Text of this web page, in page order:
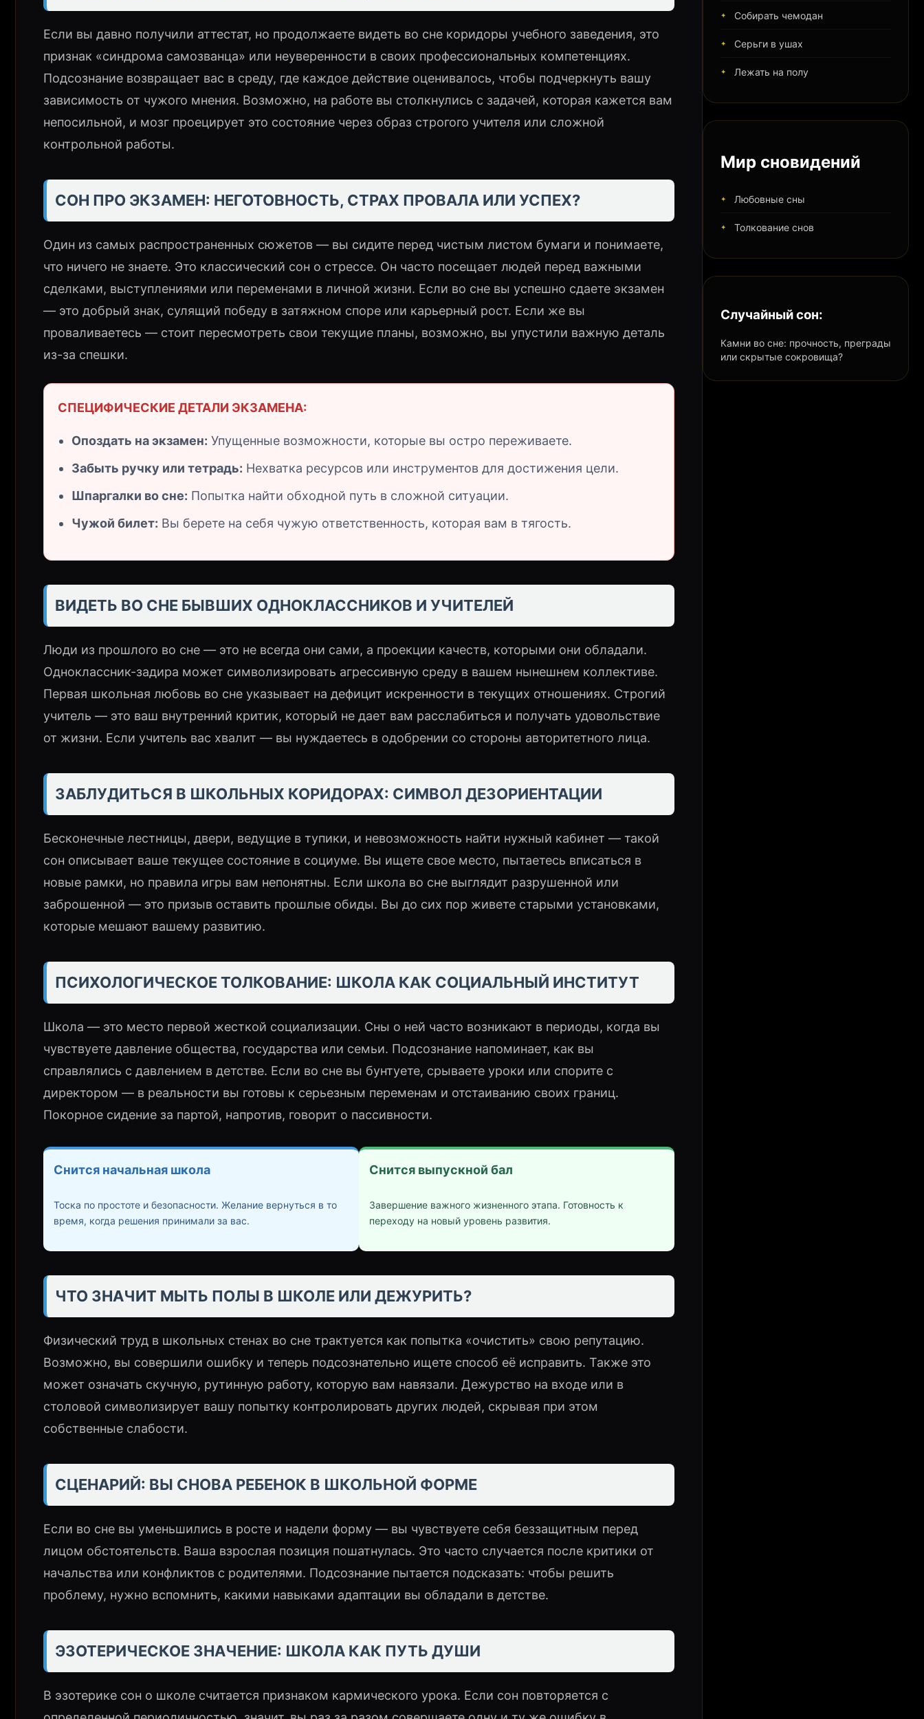
Если вы давно получили аттестат, но продолжаете видеть во сне коридоры учебного заведения, это
признак «синдрома самозванца» или неуверенности в своих профессиональных компетенциях.
Подсознание возвращает вас в среду, где каждое действие оценивалось, чтобы подчеркнуть вашу
зависимость от чужого мнения. Возможно, на работе вы столкнулись с задачей, которая кажется вам
непосильной, и мозг проецирует это состояние через образ строгого учителя или сложной
контрольной работы.
СОН ПРО ЭКЗАМЕН: НЕГОТОВНОСТЬ, СТРАХ ПРОВАЛА ИЛИ УСПЕХ?
Один из самых распространенных сюжетов — вы сидите перед чистым листом бумаги и понимаете,
что ничего не знаете. Это классический сон о стрессе. Он часто посещает людей перед важными
сделками, выступлениями или переменами в личной жизни. Если во сне вы успешно сдаете экзамен
— это добрый знак, сулящий победу в затяжном споре или карьерный рост. Если же вы
проваливаетесь — стоит пересмотреть свои текущие планы, возможно, вы упустили важную деталь
из-за спешки.
СПЕЦИФИЧЕСКИЕ ДЕТАЛИ ЭКЗАМЕНА:
Опоздать на экзамен: Упущенные возможности, которые вы остро переживаете.
Забыть ручку или тетрадь: Нехватка ресурсов или инструментов для достижения цели.
Шпаргалки во сне: Попытка найти обходной путь в сложной ситуации.
Чужой билет: Вы берете на себя чужую ответственность, которая вам в тягость.
ВИДЕТЬ ВО СНЕ БЫВШИХ ОДНОКЛАССНИКОВ И УЧИТЕЛЕЙ
Люди из прошлого во сне — это не всегда они сами, а проекции качеств, которыми они обладали.
Одноклассник-задира может символизировать агрессивную среду в вашем нынешнем коллективе.
Первая школьная любовь во сне указывает на дефицит искренности в текущих отношениях. Строгий
учитель — это ваш внутренний критик, который не дает вам расслабиться и получать удовольствие
от жизни. Если учитель вас хвалит — вы нуждаетесь в одобрении со стороны авторитетного лица.
ЗАБЛУДИТЬСЯ В ШКОЛЬНЫХ КОРИДОРАХ: СИМВОЛ ДЕЗОРИЕНТАЦИИ
Бесконечные лестницы, двери, ведущие в тупики, и невозможность найти нужный кабинет — такой
сон описывает ваше текущее состояние в социуме. Вы ищете свое место, пытаетесь вписаться в
новые рамки, но правила игры вам непонятны. Если школа во сне выглядит разрушенной или
заброшенной — это призыв оставить прошлые обиды. Вы до сих пор живете старыми установками,
которые мешают вашему развитию.
ПСИХОЛОГИЧЕСКОЕ ТОЛКОВАНИЕ: ШКОЛА КАК СОЦИАЛЬНЫЙ ИНСТИТУТ
Школа — это место первой жесткой социализации. Сны о ней часто возникают в периоды, когда вы
чувствуете давление общества, государства или семьи. Подсознание напоминает, как вы
справлялись с давлением в детстве. Если во сне вы бунтуете, срываете уроки или спорите с
директором — в реальности вы готовы к серьезным переменам и отстаиванию своих границ.
Покорное сидение за партой, напротив, говорит о пассивности.
Снится начальная школа
Тоска по простоте и безопасности. Желание вернуться в то
время, когда решения принимали за вас.
Снится выпускной бал
Завершение важного жизненного этапа. Готовность к
переходу на новый уровень развития.
ЧТО ЗНАЧИТ МЫТЬ ПОЛЫ В ШКОЛЕ ИЛИ ДЕЖУРИТЬ?
Физический труд в школьных стенах во сне трактуется как попытка «очистить» свою репутацию.
Возможно, вы совершили ошибку и теперь подсознательно ищете способ её исправить. Также это
может означать скучную, рутинную работу, которую вам навязали. Дежурство на входе или в
столовой символизирует вашу попытку контролировать других людей, скрывая при этом
собственные слабости.
СЦЕНАРИЙ: ВЫ СНОВА РЕБЕНОК В ШКОЛЬНОЙ ФОРМЕ
Если во сне вы уменьшились в росте и надели форму — вы чувствуете себя беззащитным перед
лицом обстоятельств. Ваша взрослая позиция пошатнулась. Это часто случается после критики от
начальства или конфликтов с родителями. Подсознание пытается подсказать: чтобы решить
проблему, нужно вспомнить, какими навыками адаптации вы обладали в детстве.
ЭЗОТЕРИЧЕСКОЕ ЗНАЧЕНИЕ: ШКОЛА КАК ПУТЬ ДУШИ
В эзотерике сон о школе считается признаком кармического урока. Если сон повторяется с
Собирать чемодан
Серьги в ушах
Лежать на полу
Мир сновидений
Любовные сны
Толкование снов
Случайный сон:
Камни во сне: прочность, преграды
или скрытые сокровища?